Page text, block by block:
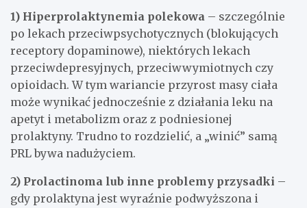
1) Hiperprolaktynemia polekowa – szczególnie
po lekach przeciwpsychotycznych (blokujących
receptory dopaminowe), niektórych lekach
przeciwdepresyjnych, przeciwwymiotnych czy
opioidach. W tym wariancie przyrost masy ciała
może wynikać jednocześnie z działania leku na
apetyt i metabolizm oraz z podniesionej
prolaktyny. Trudno to rozdzielić, a „winić” samą
PRL bywa nadużyciem.
2) Prolactinoma lub inne problemy przysadki –
gdy prolaktyna jest wyraźnie podwyższona i